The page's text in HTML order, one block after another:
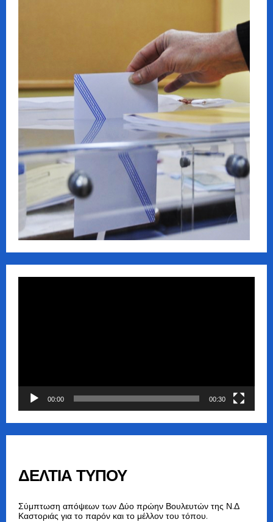
00:00 00:30
ΔΕΛΤΙΑ ΤΥΠΟΥ
Σύμπτωση απόψεων των Δύο πρώην Βουλευτών της Ν.Δ
Καστοριάς για το παρόν και το μέλλον του τόπου.